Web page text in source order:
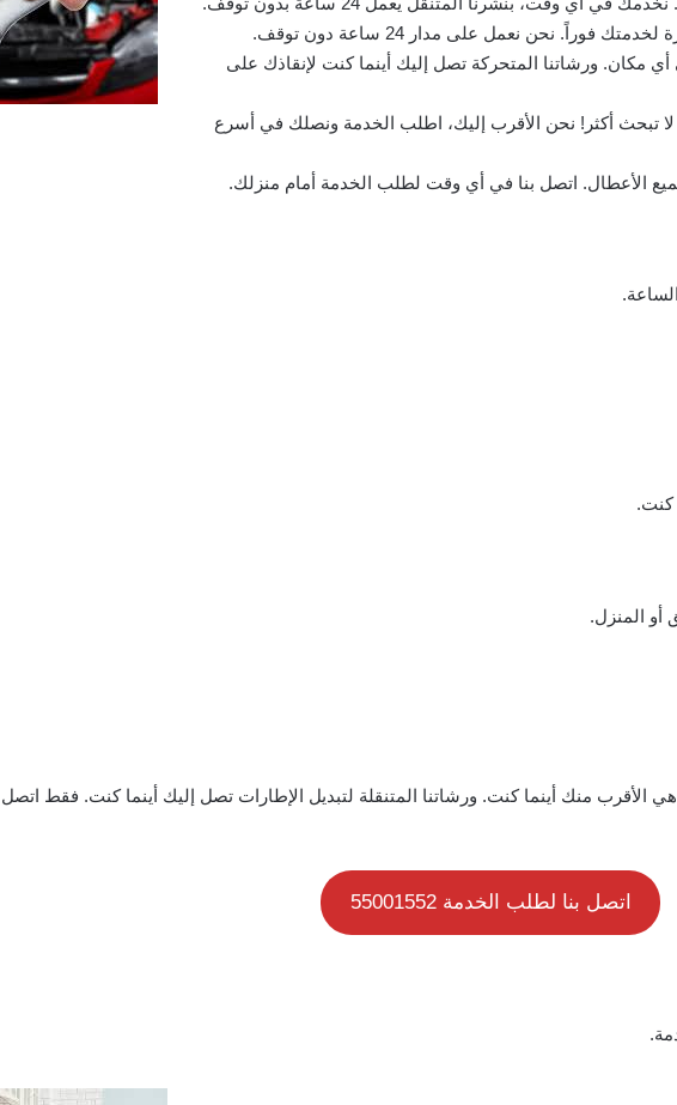
نحن نعمل على مدار 24 ساعة دون توقف.
ورشاتنا المتحركة تصل إليك أينما كنت لإنقاذك على
أكثر! نحن الأقرب إليك، اطلب الخدمة ونصلك في أسرع
أو المنزل.
الأقرب منك أينما كنت. ورشاتنا المتنقلة لتبديل الإطارات تصل إليك أينما كنت. فقط
اتصل بنا لطلب الخدمة 55001552